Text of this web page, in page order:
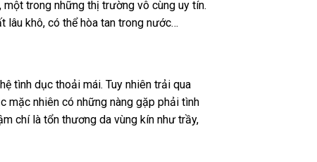
trong những thị trường vô cùng uy tín.
lâu khô, có thể hòa tan trong nước…
tình dục thoải mái. Tuy nhiên trải qua
mặc nhiên có những nàng gặp phải tình
chí là tổn thương da vùng kín như trầy,